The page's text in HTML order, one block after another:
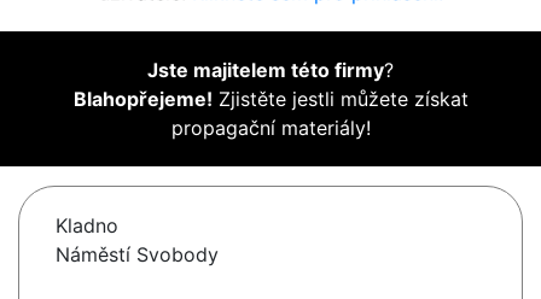
Jste majitelem této firmy?
Blahopřejeme! Zjistěte jestli můžete získat
propagační materiály!
Kladno
Náměstí Svobody